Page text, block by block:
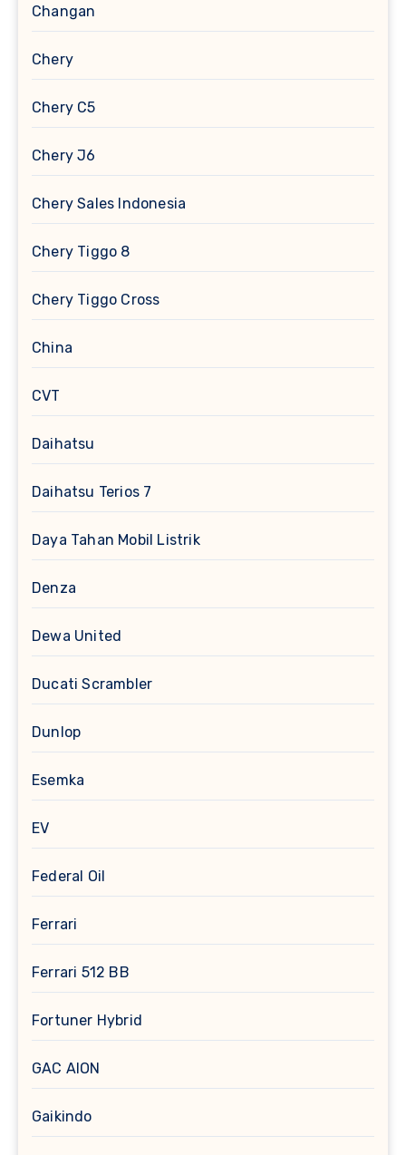
Changan
Chery
Chery C5
Chery J6
Chery Sales Indonesia
Chery Tiggo 8
Chery Tiggo Cross
China
CVT
Daihatsu
Daihatsu Terios 7
Daya Tahan Mobil Listrik
Denza
Dewa United
Ducati Scrambler
Dunlop
Esemka
EV
Federal Oil
Ferrari
Ferrari 512 BB
Fortuner Hybrid
GAC AION
Gaikindo